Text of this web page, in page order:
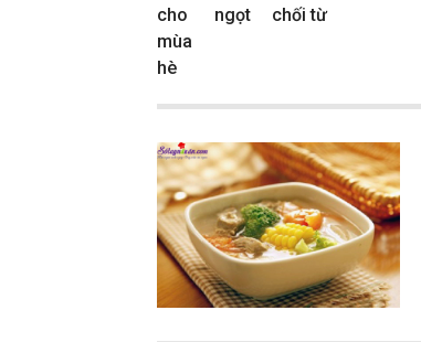
cho
mùa
hè
ngọt
chối từ